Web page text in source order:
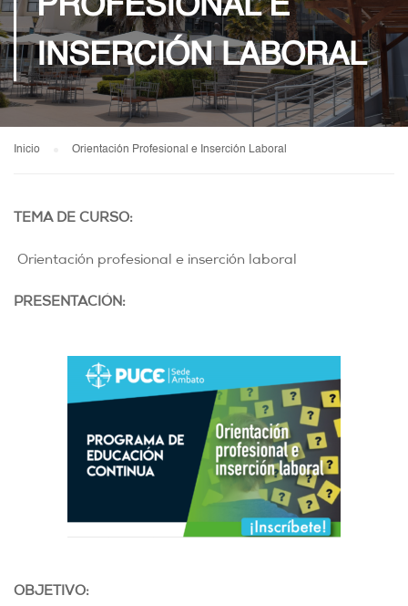
PROFESIONAL E
INSERCIÓN LABORAL
Inicio Orientación Profesional e Inserción Laboral
TEMA DE CURSO:
Orientación profesional e inserción laboral
PRESENTACIÓN:
OBJETIVO: